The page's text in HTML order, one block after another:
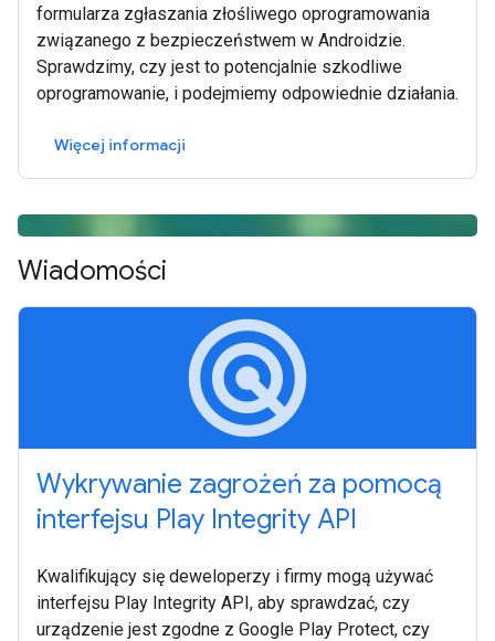
formularza zgłaszania złośliwego oprogramowania
związanego z bezpieczeństwem w Androidzie.
Sprawdzimy, czy jest to potencjalnie szkodliwe
oprogramowanie, i podejmiemy odpowiednie działania.
Więcej informacji
Wiadomości
radar
Wykrywanie zagrożeń za pomocą
interfejsu Play Integrity API
Kwalifikujący się deweloperzy i firmy mogą używać
interfejsu Play Integrity API, aby sprawdzać, czy
urządzenie jest zgodne z Google Play Protect, czy